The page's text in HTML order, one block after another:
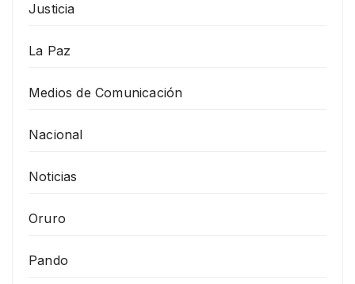
Justicia
La Paz
Medios de Comunicación
Nacional
Noticias
Oruro
Pando